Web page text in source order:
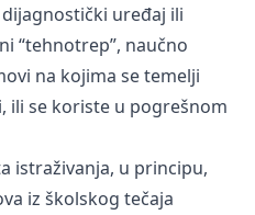
uređaj ili
“tehnotrep”, naučno
na kojima se temelji
ili se koriste u pogrešnom
istraživanja, u principu,
iz školskog tečaja